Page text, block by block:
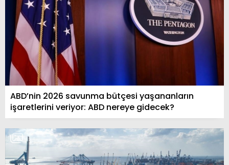
ABD’nin 2026 savunma bütçesi yaşananların
işaretlerini veriyor: ABD nereye gidecek?